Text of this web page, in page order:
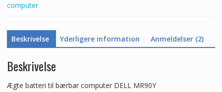
computer
Beskrivelse Yderligere information Anmeldelser (2)
Beskrivelse
Ægte batteri til bærbar computer DELL MR90Y